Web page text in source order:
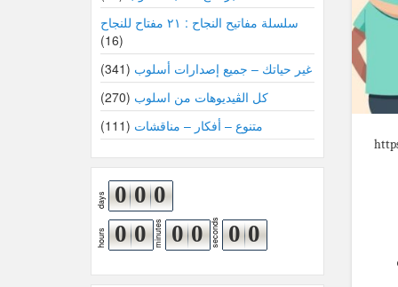
سلسلة مفاتيح النجاح : ٢١ مفتاح للنجاح
(16)
غير حياتك – جميع إصدارات أسلوب (341)
كل الڤيديوهات من اسلوب (270)
متنوع – أفكار – مناقشات (111)
days 0 0 0
hours 0 0 minutes 0 0 seconds 0 0